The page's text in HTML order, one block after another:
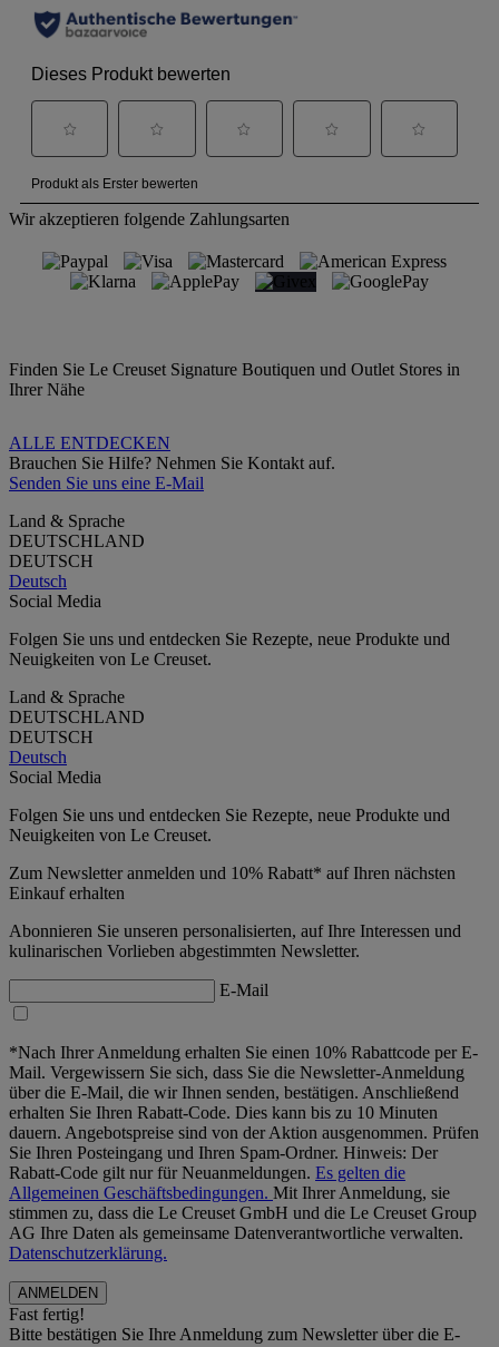
Wir akzeptieren folgende Zahlungsarten
Finden Sie Le Creuset Signature Boutiquen und Outlet Stores in
Ihrer Nähe
ALLE ENTDECKEN
Brauchen Sie Hilfe? Nehmen Sie Kontakt auf.
Senden Sie uns eine E-Mail
Land & Sprache
DEUTSCHLAND
DEUTSCH
Deutsch
Social Media
Folgen Sie uns und entdecken Sie Rezepte, neue Produkte und
Neuigkeiten von Le Creuset.
Land & Sprache
DEUTSCHLAND
DEUTSCH
Deutsch
Social Media
Folgen Sie uns und entdecken Sie Rezepte, neue Produkte und
Neuigkeiten von Le Creuset.
Zum Newsletter anmelden und 10% Rabatt* auf Ihren nächsten
Einkauf erhalten
Abonnieren Sie unseren personalisierten, auf Ihre Interessen und
kulinarischen Vorlieben abgestimmten Newsletter.
E-Mail
*Nach Ihrer Anmeldung erhalten Sie einen 10% Rabattcode per E-
Mail. Vergewissern Sie sich, dass Sie die Newsletter-Anmeldung
über die E-Mail, die wir Ihnen senden, bestätigen. Anschließend
erhalten Sie Ihren Rabatt-Code. Dies kann bis zu 10 Minuten
dauern. Angebotspreise sind von der Aktion ausgenommen. Prüfen
Sie Ihren Posteingang und Ihren Spam-Ordner. Hinweis: Der
Rabatt-Code gilt nur für Neuanmeldungen. Es gelten die
Allgemeinen Geschäftsbedingungen. Mit Ihrer Anmeldung, sie
stimmen zu, dass die Le Creuset GmbH und die Le Creuset Group
AG Ihre Daten als gemeinsame Datenverantwortliche verwalten.
Datenschutzerklärung.
Fast fertig!
Bitte bestätigen Sie Ihre Anmeldung zum Newsletter über die E-